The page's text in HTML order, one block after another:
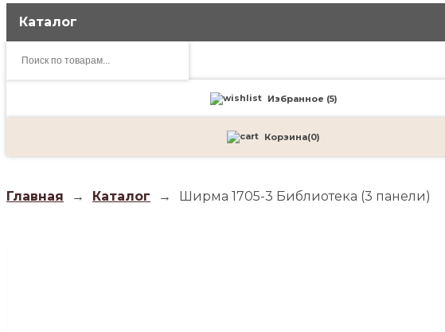
Каталог
товаров
Избранное (5)
Корзина(0)
Главная → Каталог → Ширма 1705-3 Библиотека (3 панели)